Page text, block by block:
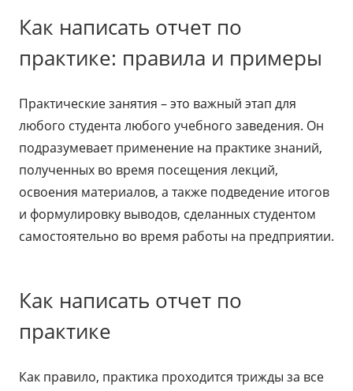
Как написать отчет по
практике: правила и примеры
Практические занятия – это важный этап для
любого студента любого учебного заведения. Он
подразумевает применение на практике знаний,
полученных во время посещения лекций,
освоения материалов, а также подведение итогов
и формулировку выводов, сделанных студентом
самостоятельно во время работы на предприятии.
Как написать отчет по
практике
Как правило, практика проходится трижды за все